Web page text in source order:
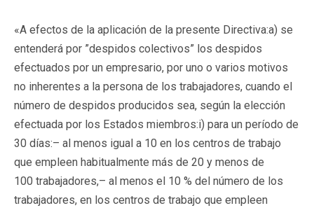
«A efectos de la aplicación de la presente Directiva:a) se
entenderá por ”despidos colectivos” los despidos
efectuados por un empresario, por uno o varios motivos
no inherentes a la persona de los trabajadores, cuando el
número de despidos producidos sea, según la elección
efectuada por los Estados miembros:i) para un período de
30 días:– al menos igual a 10 en los centros de trabajo
que empleen habitualmente más de 20 y menos de
100 trabajadores,– al menos el 10 % del número de los
trabajadores, en los centros de trabajo que empleen